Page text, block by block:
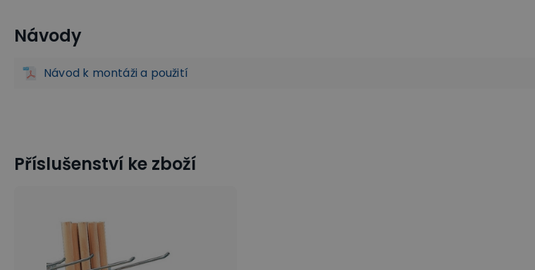
Regály na profilový a deskový materiál
Návody
Návod k montáži a použití
Příslušenství ke zboží